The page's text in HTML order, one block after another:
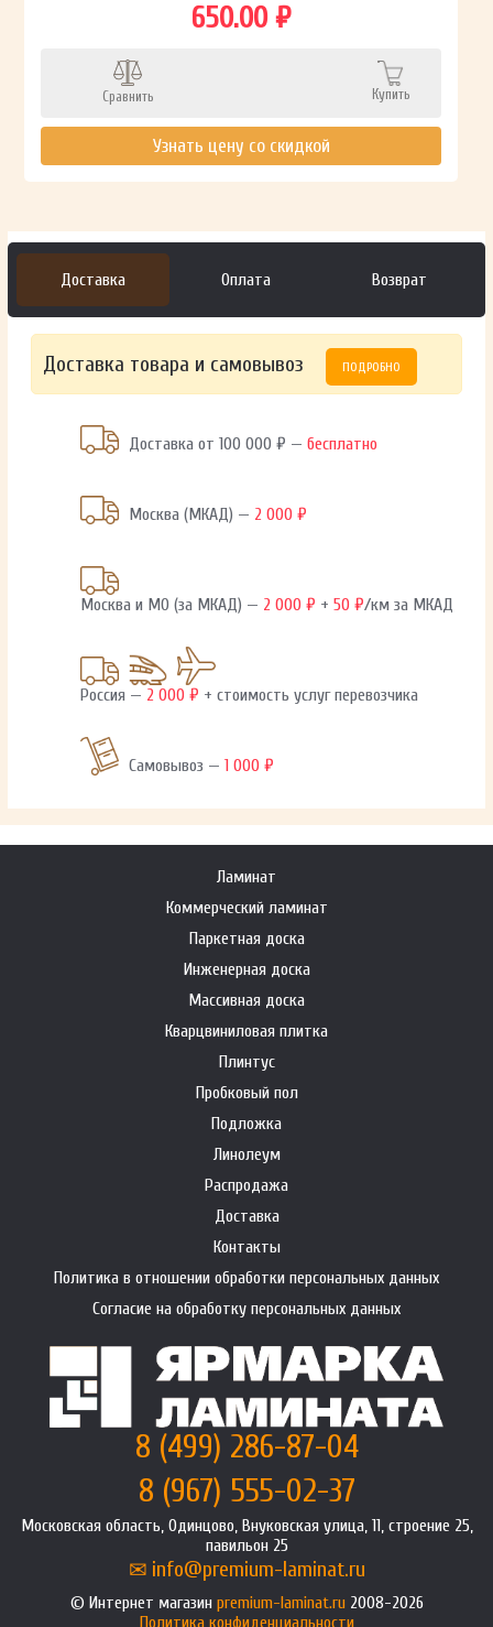
650.00 ₽
Сравнить Купить
Узнать цену со скидкой
Доставка Оплата Возврат
Доставка товара и самовывоз ПОДРОБНО
Доставка от 100 000 ₽ —бесплатно
Москва (МКАД) — 2 000 ₽
Москва и МО (за МКАД) — 2 000 ₽ +50 ₽/км за МКАД
Россия — 2 000 ₽ + стоимость услуг перевозчика
Самовывоз —1 000 ₽
Ламинат
Коммерческий ламинат
Паркетная доска
Инженерная доска
Массивная доска
Кварцвиниловая плитка
Плинтус
Пробковый пол
Подложка
Линолеум
Распродажа
Доставка
Контакты
Политика в отношении обработки персональных данных
Согласие на обработку персональных данных
8 (499) 286-87-04
8 (967) 555-02-37
Московская область, Одинцово, Внуковская улица, 11, строение 25,
павильон 25
info@premium-laminat.ru
Интернет магазин premium-laminat.ru2008-2026
Политика конфиденциальности